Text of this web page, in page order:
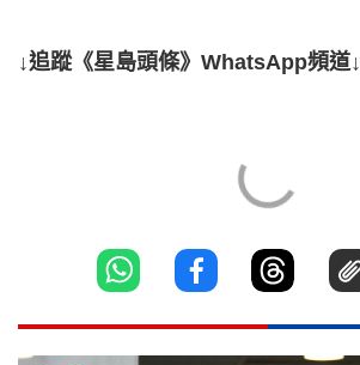
↓追蹤《星島頭條》WhatsApp頻道↓